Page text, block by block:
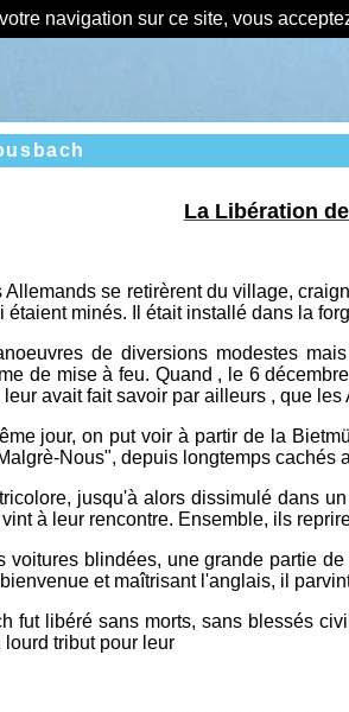
navigation sur ce site, vous
La Libération
Allemands se retirèrent du village,
étaient minés. Il était installé dans la
de diversions modestes
de mise à feu. Quand , le 6
avait fait savoir par ailleurs , que
jour, on put voir à partir de la
Nous", depuis longtemps
jusqu'à alors dissimulé dans
à leur rencontre. Ensemble, ils
voitures blindées, une grande partie
et maîtrisant l'anglais, il
fut libéré sans morts, sans blessés
tribut pour leur